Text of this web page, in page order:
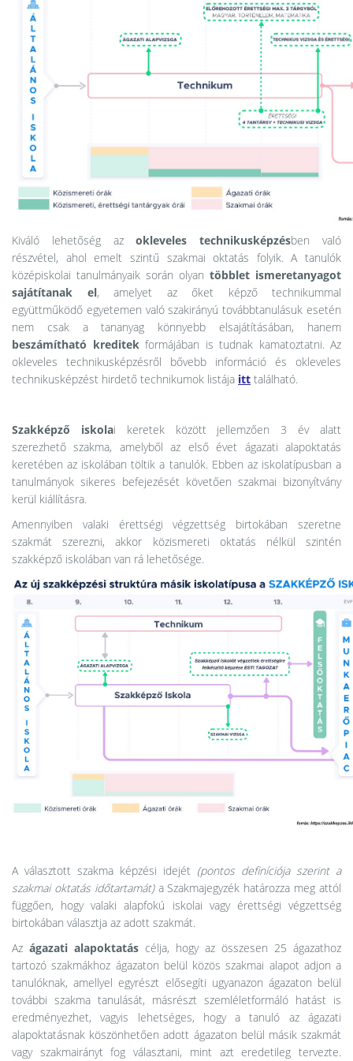
Kiváló lehetőség azokleveles technikusképzésben való
részvétel, ahol emelt szintű szakmai oktatás folyik. A tanulók
középiskolai tanulmányaik során olyan többlet ismeretanyagot
sajátítanak el, amelyet az őket képző technikummal
együttműködő egyetemen való szakirányú továbbtanulásuk esetén
nem csak a tananyag könnyebb elsajátításában, hanem
beszámítható kreditekformájában is tudnak kamatoztatni. Az
okleveles technikusképzésről bővebb információ és okleveles
technikusképzést hirdető technikumok listája itt található.
Szakképző iskolai
keretek között jellemzően 3 év alatt
szerezhető szakma, amelyből az első évet ágazati alapoktatás
keretében az iskolában töltik a tanulók. Ebben az iskolatípusban a
tanulmányok sikeres befejezését követően szakmai bizonyítvány
kerül kiállításra.
Amennyiben valaki érettségi végzettség birtokában szeretne
szakmát szerezni, akkor közismereti oktatás nélkül szintén
szakképző iskolában van rá lehetősége.
A választott szakma képzési idejét (pontos definíciója szerint a
szakmai oktatás időtartamát)a Szakmajegyzék határozza meg attól
függően, hogy valaki alapfokú iskolai vagy érettségi végzettség
birtokában választja az adott szakmát.
Az ágazati alapoktatás célja, hogy az összesen 25 ágazathoz
tartozó szakmákhoz ágazaton belül közös szakmai alapot adjon a
tanulóknak, amellyel egyrészt elősegíti ugyanazon ágazaton belül
további szakma tanulását, másrészt szemléletformáló hatást is
eredményezhet, vagyis lehetséges, hogy a tanuló az ágazati
alapoktatásnak köszönhetően adott ágazaton belül másik szakmát
vagy szakmairányt fog választani, mint azt eredetileg tervezte.